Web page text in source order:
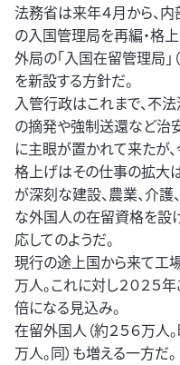
法務省は来年４月から、
の入国管理局を再編・格上
外局の「入国在留管理局」（
を新設する方針だ。
入管行政はこれまで、不
の摘発や強制送還など治
に主眼が置かれて来たが
格上げはその仕事の拡大
が深刻な建設、農業、介護
な外国人の在留資格を設
応してのようだ。
現行の途上国から来て工
万人。これに対し２０２５
倍になる見込み。
在留外国人（約２５６万人
万人。同）も増える一方だ。